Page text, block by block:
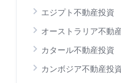
エジプト不動産投資
オーストラリア不動
カタール不動産投資
カンボジア不動産投